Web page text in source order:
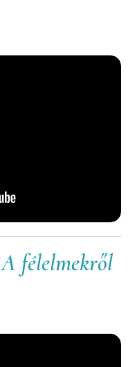
félelmekről